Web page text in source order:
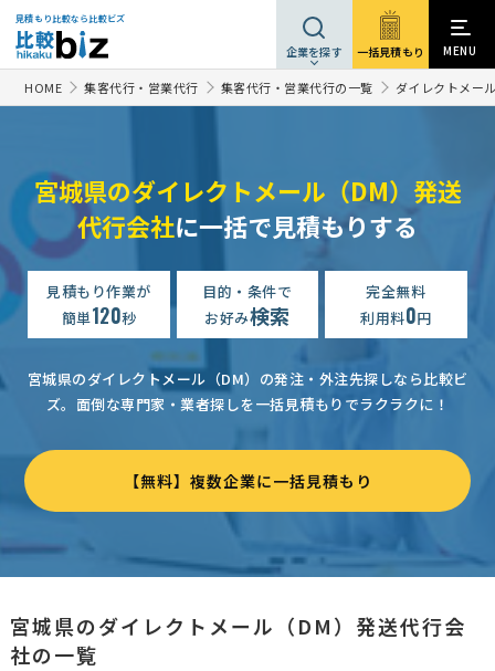
見積もり比較なら比較ビズ
企業を探す 一括見積もり MENU
HOME 集客代行・営業代行 集客代行・営業代行の一覧 ダイレクトメー
宮城県のダイレクトメール（DM）発送
代行会社に一括で見積もりする
見積もり作業が
簡単120秒
目的・条件で
お好み検索
完全無料
利用料0円
宮城県のダイレクトメール（DM）の発注・外注先探しなら比較ビ
ズ。 面倒な専門家・業者探しを一括見積もりでラクラクに！
【無料】複数企業に一括見積もり
宮城県のダイレクトメール（DM）発送代行会
社の一覧